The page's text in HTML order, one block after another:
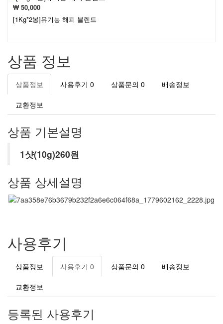
₩ 50,000
[1Kg*2봉]유기농 해피 블렌드
상품 정보
상품정보 사용후기 0 상품문의 0 배송정보
교환정보
상품 기본설명
1샷(10g)260원
상품 상세설명
사용후기
상품정보 사용후기 0 상품문의 0 배송정보
교환정보
등록된 사용후기